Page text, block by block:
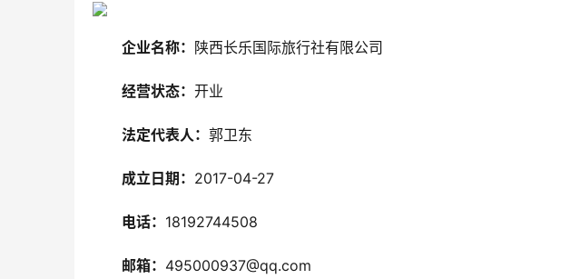
企业名称： 陕西长乐国际旅行社有限公司
经营状态： 开业
法定代表人： 郭卫东
成立日期： 2017-04-27
电话： 18192744508
邮箱： 495000937@qq.com